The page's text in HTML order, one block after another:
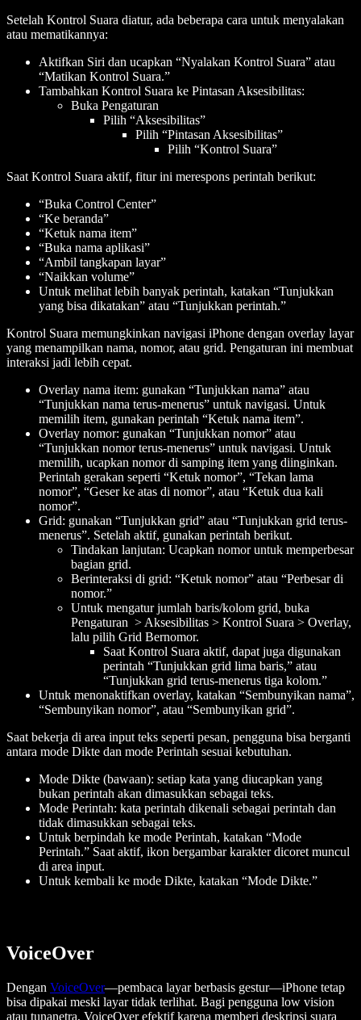
Setelah Kontrol Suara diatur, ada beberapa cara untuk menyalakan
atau mematikannya:
Aktifkan Siri dan ucapkan “Nyalakan Kontrol Suara” atau
“Matikan Kontrol Suara.”
Tambahkan Kontrol Suara ke Pintasan Aksesibilitas:
Buka Pengaturan
Pilih “Aksesibilitas”
Pilih “Pintasan Aksesibilitas”
Pilih “Kontrol Suara”
Saat Kontrol Suara aktif, fitur ini merespons perintah berikut:
“Buka Control Center”
“Ke beranda”
“Ketuk nama item”
“Buka nama aplikasi”
“Ambil tangkapan layar”
“Naikkan volume”
Untuk melihat lebih banyak perintah, katakan “Tunjukkan
yang bisa dikatakan” atau “Tunjukkan perintah.”
Kontrol Suara memungkinkan navigasi iPhone dengan overlay layar
yang menampilkan nama, nomor, atau grid. Pengaturan ini membuat
interaksi jadi lebih cepat.
Overlay nama item: gunakan “Tunjukkan nama” atau
“Tunjukkan nama terus-menerus” untuk navigasi. Untuk
memilih item, gunakan perintah “Ketuk nama item”.
Overlay nomor: gunakan “Tunjukkan nomor” atau
“Tunjukkan nomor terus-menerus” untuk navigasi. Untuk
memilih, ucapkan nomor di samping item yang diinginkan.
Perintah gerakan seperti “Ketuk nomor”, “Tekan lama
nomor”, “Geser ke atas di nomor”, atau “Ketuk dua kali
nomor”.
Grid: gunakan “Tunjukkan grid” atau “Tunjukkan grid terus-
menerus”. Setelah aktif, gunakan perintah berikut.
Tindakan lanjutan: Ucapkan nomor untuk memperbesar
bagian grid.
Berinteraksi di grid: “Ketuk nomor” atau “Perbesar di
nomor.”
Untuk mengatur jumlah baris/kolom grid, buka
Pengaturan > Aksesibilitas > Kontrol Suara > Overlay,
lalu pilih Grid Bernomor.
Saat Kontrol Suara aktif, dapat juga digunakan
perintah “Tunjukkan grid lima baris,” atau
“Tunjukkan grid terus-menerus tiga kolom.”
Untuk menonaktifkan overlay, katakan “Sembunyikan nama”,
“Sembunyikan nomor”, atau “Sembunyikan grid”.
Saat bekerja di area input teks seperti pesan, pengguna bisa berganti
antara mode Dikte dan mode Perintah sesuai kebutuhan.
Mode Dikte (bawaan): setiap kata yang diucapkan yang
bukan perintah akan dimasukkan sebagai teks.
Mode Perintah: kata perintah dikenali sebagai perintah dan
tidak dimasukkan sebagai teks.
Untuk berpindah ke mode Perintah, katakan “Mode
Perintah.” Saat aktif, ikon bergambar karakter dicoret muncul
di area input.
Untuk kembali ke mode Dikte, katakan “Mode Dikte.”
VoiceOver
Dengan VoiceOver—pembaca layar berbasis gestur—iPhone tetap
bisa dipakai meski layar tidak terlihat. Bagi pengguna low vision
atau tunanetra, VoiceOver efektif karena memberi deskripsi suara